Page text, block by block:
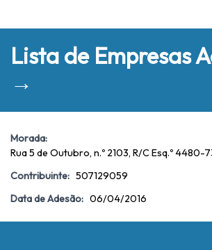
Lista de Empresas
→
Morada:
Rua 5 de Outubro, n.º 2103, R/C Esq.º 4480-
Contribuinte: 507129059
Data de Adesão: 06/04/2016